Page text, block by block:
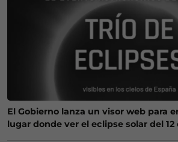
El Gobierno lanza un visor web para
lugar donde ver el eclipse solar del 12